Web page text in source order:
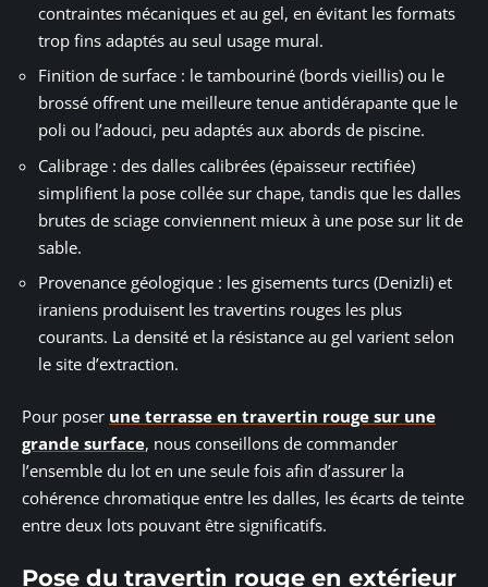
contraintes mécaniques et au gel, en évitant les formats
trop fins adaptés au seul usage mural.
Finition de surface : le tambouriné (bords vieillis) ou le
brossé offrent une meilleure tenue antidérapante que le
poli ou l’adouci, peu adaptés aux abords de piscine.
Calibrage : des dalles calibrées (épaisseur rectifiée)
simplifient la pose collée sur chape, tandis que les dalles
brutes de sciage conviennent mieux à une pose sur lit de
sable.
Provenance géologique : les gisements turcs (Denizli) et
iraniens produisent les travertins rouges les plus
courants. La densité et la résistance au gel varient selon
le site d’extraction.
Pour poser une terrasse en travertin rouge sur une
grande surface, nous conseillons de commander
l’ensemble du lot en une seule fois afin d’assurer la
cohérence chromatique entre les dalles, les écarts de teinte
entre deux lots pouvant être significatifs.
Pose du travertin rouge en extérieur